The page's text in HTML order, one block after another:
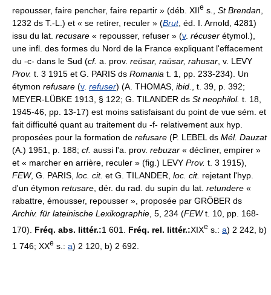
repousser, faire pencher, faire repartir » (déb. XIIe s., St Brendan
1232 ds T.-L.) et « se retirer, reculer » (Brut, éd. I. Arnold, 4281)
issu du lat. recusare « repousser, refuser » (v. récuser étymol.),
une infl. des formes du Nord de la France expliquant l'effacement
du -c- dans le Sud (cf. a. prov. reüsar, raüsar, rahusar , v. LEVY
Prov. t. 3 1915 et G. PARIS ds Romania t. 1, pp. 233-234). Un
étymon refusare (v. refuser) (A. THOMAS, ibid.
, t. 39, p. 392;
MEYER-LÜBKE 1913, § 122; G. TILANDER ds St neophilol. t. 18,
1945-46, pp. 13-17) est moins satisfaisant du point de vue sém. et
fait difficulté quant au traitement du -f- relativement aux hyp.
proposées pour la formation de refusare (P. LEBEL ds Mél. Dauzat
(A.) 1951, p. 188; cf. aussi l'a. prov. rebuzar « décliner, empirer »
et « marcher en arrière, reculer » (fig.) LEVY Prov. t. 3 1915),
FEW, G. PARIS, loc. cit. et G. TILANDER, loc. cit. rejetant l'hyp.
d'un étymon retusare , dér. du rad. du supin du lat. retundere «
rabattre, émousser, repousser », proposée par GRÖBER ds
Archiv. für lateinische Lexikographie , 5, 234 (FEWt. 10, pp. 168-
170). Fréq. abs. littér.:1 601. Fréq. rel. littér.:XIXe s.: a) 2 242, b)
1 746; XXe s.: a) 2 120, b) 2 692.